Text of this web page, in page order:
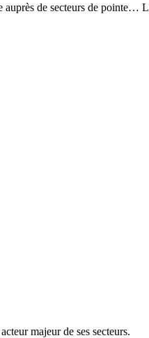
de secteurs de pointe…
majeur de ses secteurs.